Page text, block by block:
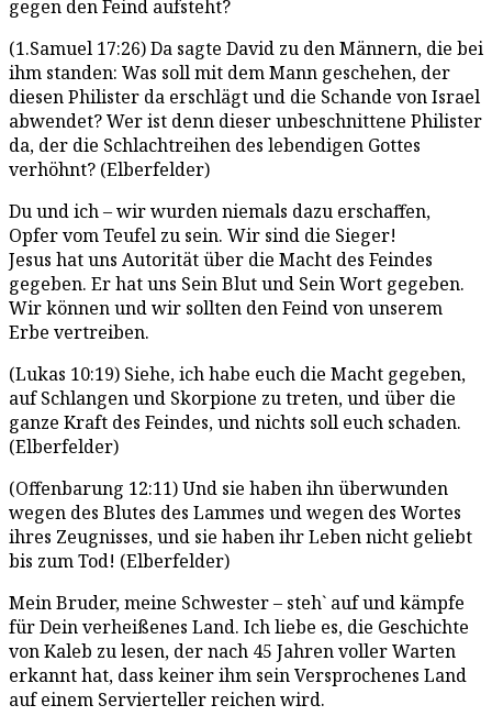
gegen den Feind aufsteht?
(1.Samuel 17:26) Da sagte David zu den Männern, die bei
ihm standen: Was soll mit dem Mann geschehen, der
diesen Philister da erschlägt und die Schande von Israel
abwendet? Wer ist denn dieser unbeschnittene Philister
da, der die Schlachtreihen des lebendigen Gottes
verhöhnt? (Elberfelder)
Du und ich – wir wurden niemals dazu erschaffen,
Opfer vom Teufel zu sein. Wir sind die Sieger!
Jesus hat uns Autorität über die Macht des Feindes
gegeben. Er hat uns Sein Blut und Sein Wort gegeben.
Wir können und wir sollten den Feind von unserem
Erbe vertreiben.
(Lukas 10:19) Siehe, ich habe euch die Macht gegeben,
auf Schlangen und Skorpione zu treten, und über die
ganze Kraft des Feindes, und nichts soll euch schaden.
(Elberfelder)
(Offenbarung 12:11) Und sie haben ihn überwunden
wegen des Blutes des Lammes und wegen des Wortes
ihres Zeugnisses, und sie haben ihr Leben nicht geliebt
bis zum Tod! (Elberfelder)
Mein Bruder, meine Schwester – steh` auf und kämpfe
für Dein verheißenes Land. Ich liebe es, die Geschichte
von Kaleb zu lesen, der nach 45 Jahren voller Warten
erkannt hat, dass keiner ihm sein Versprochenes Land
auf einem Servierteller reichen wird.